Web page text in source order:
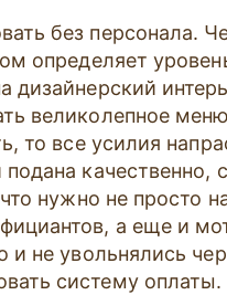
без персонала.
определяет
дизайнерский
великолепное
то все усилия
качественно,
нужно не просто
а еще и
не увольнялись
систему оплаты.